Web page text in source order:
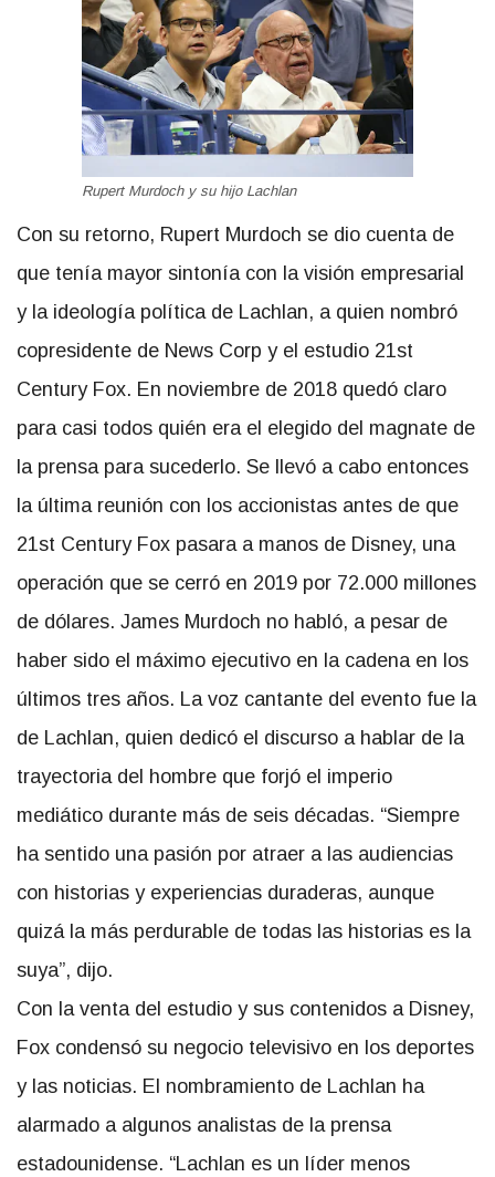
Rupert Murdoch y su hijo Lachlan
Con su retorno, Rupert Murdoch se dio cuenta de
que tenía mayor sintonía con la visión empresarial
y la ideología política de Lachlan, a quien nombró
copresidente de News Corp y el estudio 21st
Century Fox. En noviembre de 2018 quedó claro
para casi todos quién era el elegido del magnate de
la prensa para sucederlo. Se llevó a cabo entonces
la última reunión con los accionistas antes de que
21st Century Fox pasara a manos de Disney, una
operación que se cerró en 2019 por 72.000 millones
de dólares. James Murdoch no habló, a pesar de
haber sido el máximo ejecutivo en la cadena en los
últimos tres años. La voz cantante del evento fue la
de Lachlan, quien dedicó el discurso a hablar de la
trayectoria del hombre que forjó el imperio
mediático durante más de seis décadas. “Siempre
ha sentido una pasión por atraer a las audiencias
con historias y experiencias duraderas, aunque
quizá la más perdurable de todas las historias es la
suya”, dijo.
Con la venta del estudio y sus contenidos a Disney,
Fox condensó su negocio televisivo en los deportes
y las noticias. El nombramiento de Lachlan ha
alarmado a algunos analistas de la prensa
estadounidense. “Lachlan es un líder menos